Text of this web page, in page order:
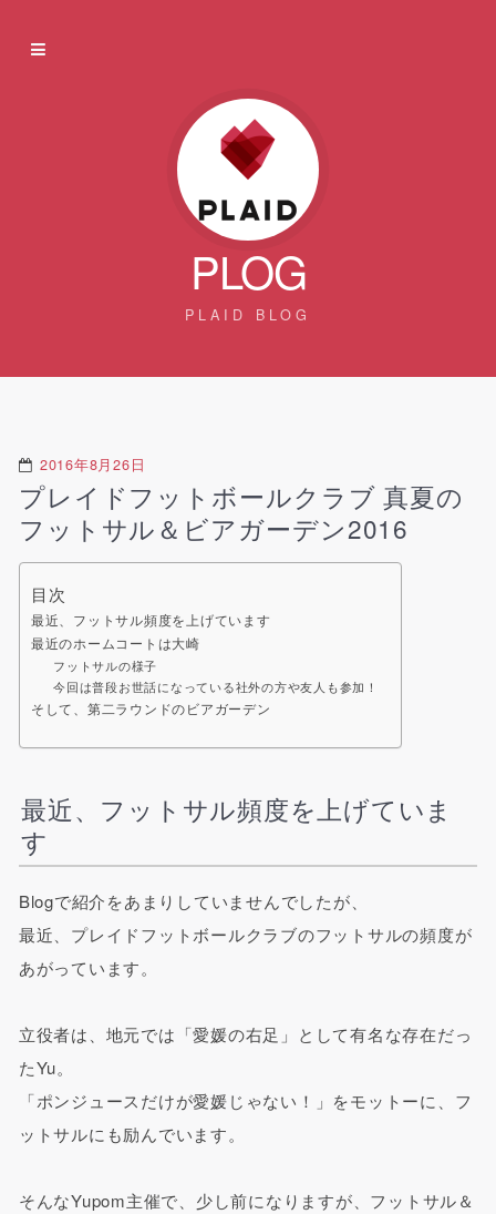
PLOG
PLAID BLOG
2016年8月26日
プレイドフットボールクラブ 真夏の
フットサル＆ビアガーデン2016
目次
最近、フットサル頻度を上げています
最近のホームコートは大崎
フットサルの様子
今回は普段お世話になっている社外の方や友人も参加！
そして、第二ラウンドのビアガーデン
最近、フットサル頻度を上げていま
す
Blogで紹介をあまりしていませんでしたが、
最近、プレイドフットボールクラブのフットサルの頻度が
あがっています。
立役者は、地元では「愛媛の右足」として有名な存在だっ
たYu。
「ポンジュースだけが愛媛じゃない！」をモットーに、フ
ットサルにも励んでいます。
そんなYupom主催で、少し前になりますが、フットサル＆